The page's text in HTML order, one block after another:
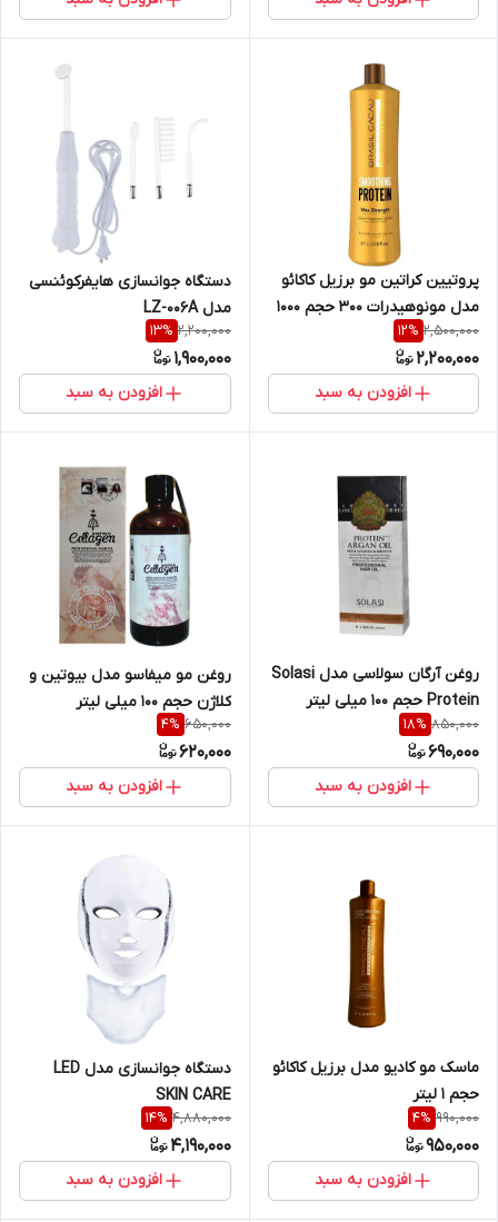
پروتیین کراتین مو برزیل کاکائو
مدل مونوهیدرات 300 حجم 1000
میلی لیتر
2,500,000
12%
2,200,000
افزودن به سبد
دستگاه جوانسازی هایفرکوئنسی
مدل LZ-006A
2,200,000
13%
1,900,000
افزودن به سبد
روغن آرگان سولاسی مدل Solasi
Protein حجم 100 میلی لیتر
850,000
18%
690,000
افزودن به سبد
روغن مو میفاسو مدل بیوتین و
کلاژن حجم 100 میلی لیتر
650,000
4%
620,000
افزودن به سبد
ماسک مو کادیو مدل برزیل کاکائو
حجم 1 لیتر
990,000
4%
950,000
افزودن به سبد
دستگاه جوانسازی مدل LED
SKIN CARE
4,880,000
14%
4,190,000
افزودن به سبد